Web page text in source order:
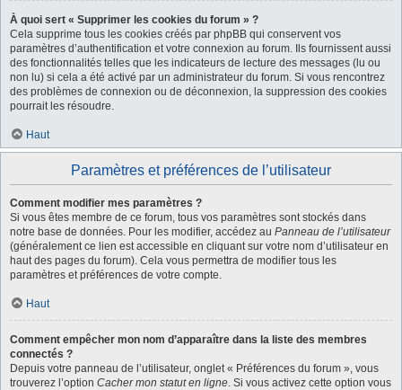
À quoi sert « Supprimer les cookies du forum » ?
Cela supprime tous les cookies créés par phpBB qui conservent vos
paramètres d’authentification et votre connexion au forum. Ils fournissent aussi
des fonctionnalités telles que les indicateurs de lecture des messages (lu ou
non lu) si cela a été activé par un administrateur du forum. Si vous rencontrez
des problèmes de connexion ou de déconnexion, la suppression des cookies
pourrait les résoudre.
Haut
Paramètres et préférences de l’utilisateur
Comment modifier mes paramètres ?
Si vous êtes membre de ce forum, tous vos paramètres sont stockés dans
notre base de données. Pour les modifier, accédez au Panneau de l’utilisateur
(généralement ce lien est accessible en cliquant sur votre nom d’utilisateur en
haut des pages du forum). Cela vous permettra de modifier tous les
paramètres et préférences de votre compte.
Haut
Comment empêcher mon nom d’apparaître dans la liste des membres
connectés ?
Depuis votre panneau de l’utilisateur, onglet « Préférences du forum », vous
trouverez l’option Cacher mon statut en ligne. Si vous activez cette option vous